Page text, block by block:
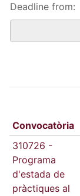
Deadline from:
Convocatòria
310726 -
Programa
d'estada de
pràctiques al